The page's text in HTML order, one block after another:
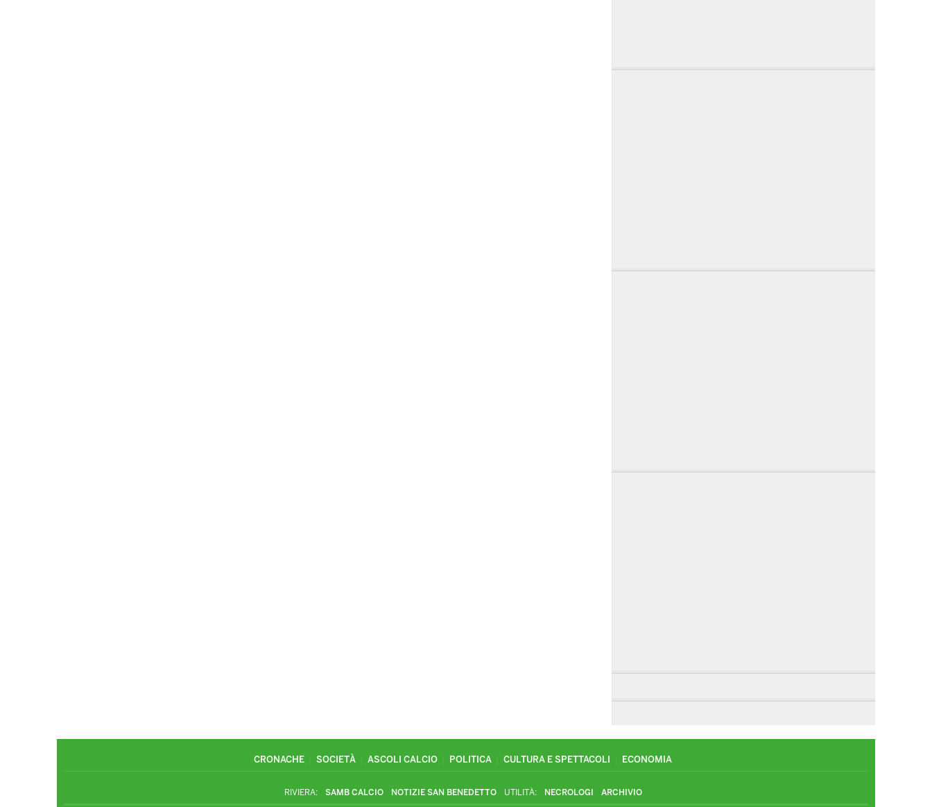
CRONACHE SOCIETÀ ASCOLI CALCIO POLITICA CULTURA E SPETTACOLI ECONOMIA
RIVIERA: SAMB CALCIO NOTIZIE SAN BENEDETTO UTILITÀ: NECROLOGI ARCHIVIO